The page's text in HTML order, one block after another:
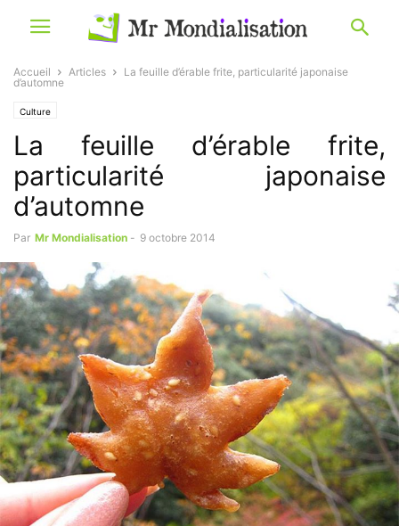
Accueil Articles
La feuille d’érable frite, particularité japonaise
d’automne
Culture
La feuille d’érable frite,
particularité japonaise
d’automne
Par Mr Mondialisation - 9 octobre 2014